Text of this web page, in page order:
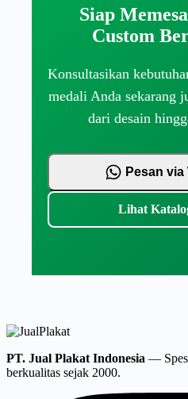
Siap
Custom
Konsultasikan
medali Anda sekarang
dari desain
Pesan
Lihat
PT. Jual Plakat Indonesia —
berkualitas sejak 2000.